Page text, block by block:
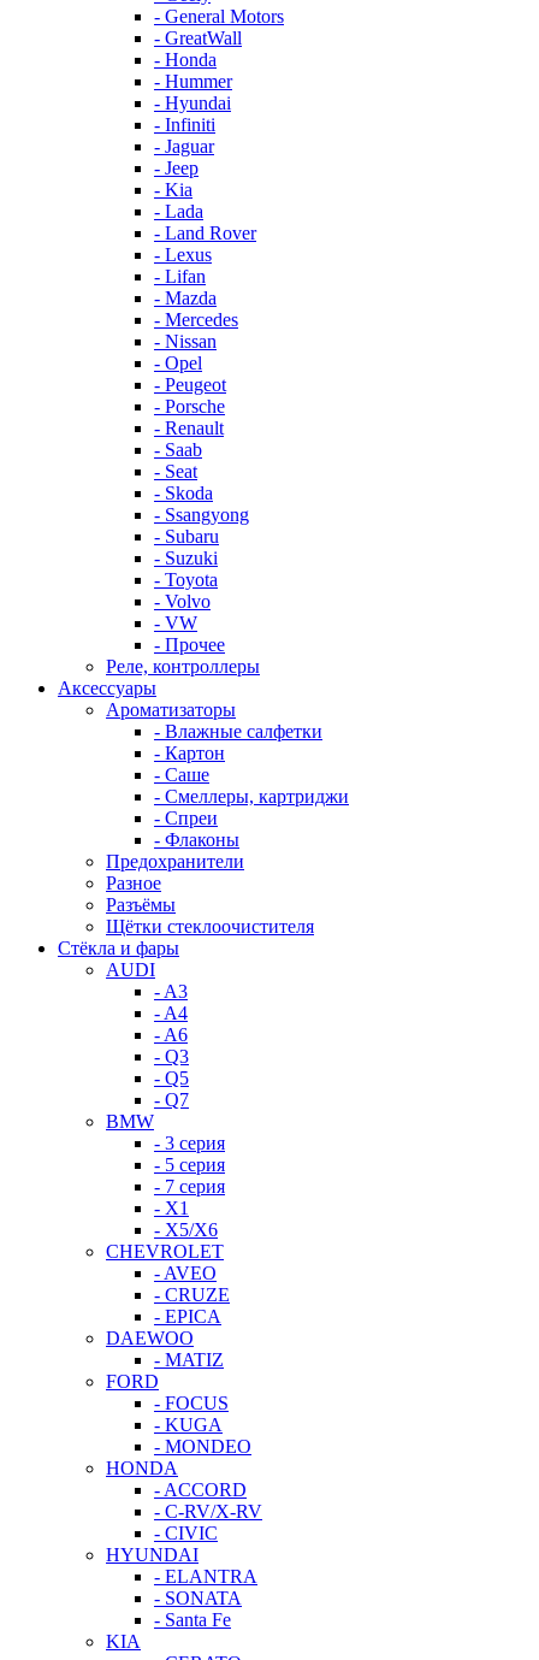
- General Motors
- GreatWall
- Honda
- Hummer
- Hyundai
- Infiniti
- Jaguar
- Jeep
- Kia
- Lada
- Land Rover
- Lexus
- Lifan
- Mazda
- Mercedes
- Nissan
- Opel
- Peugeot
- Porsche
- Renault
- Saab
- Seat
- Skoda
- Ssangyong
- Subaru
- Suzuki
- Toyota
- Volvo
- VW
- Прочее
Реле, контроллеры
Аксессуары
Ароматизаторы
- Влажные салфетки
- Картон
- Саше
- Смеллеры, картриджи
- Спреи
- Флаконы
Предохранители
Разное
Разъёмы
Щётки стеклоочистителя
Стёкла и фары
AUDI
- A3
- A4
- A6
- Q3
- Q5
- Q7
BMW
- 3 серия
- 5 серия
- 7 серия
- X1
- X5/X6
CHEVROLET
- AVEO
- CRUZE
- EPICA
DAEWOO
- MATIZ
FORD
- FOCUS
- KUGA
- MONDEO
HONDA
- ACCORD
- C-RV/X-RV
- CIVIC
HYUNDAI
- ELANTRA
- SONATA
- Santa Fe
KIA